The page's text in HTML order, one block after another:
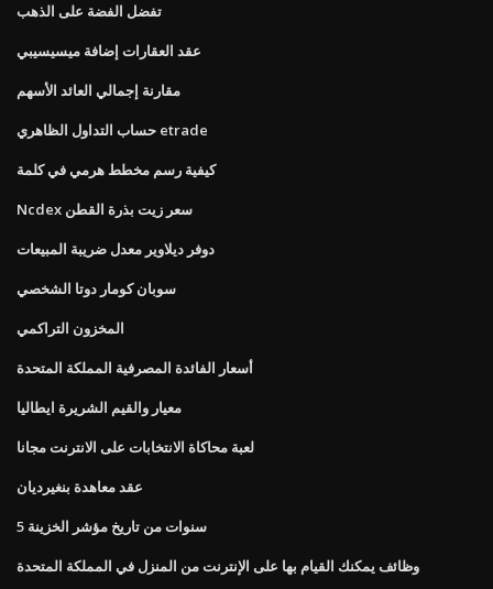
تفضل الفضة على الذهب
عقد العقارات إضافة ميسيسيبي
مقارنة إجمالي العائد الأسهم
حساب التداول الظاهري etrade
كيفية رسم مخطط هرمي في كلمة
Ncdex سعر زيت بذرة القطن
دوفر ديلاوير معدل ضريبة المبيعات
سوبان كومار دوتا الشخصي
المخزون التراكمي
أسعار الفائدة المصرفية المملكة المتحدة
معيار والقيم الشريرة ايطاليا
لعبة محاكاة الانتخابات على الانترنت مجانا
عقد معاهدة بنغيرديان
5 سنوات من تاريخ مؤشر الخزينة
وظائف يمكنك القيام بها على الإنترنت من المنزل في المملكة المتحدة